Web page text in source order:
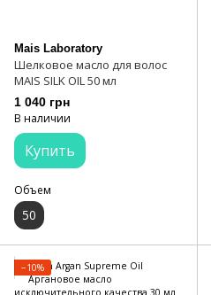
Mais Laboratory
Шелковое масло для волос
MAIS SILK OIL 50 мл
1 040 грн
В наличии
Купить
Объем
50
−10%